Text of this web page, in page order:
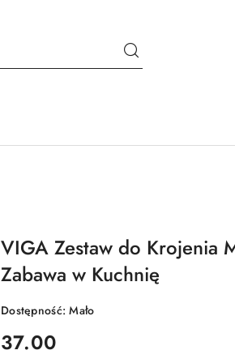
VIGA Zestaw do Krojenia
Zabawa w Kuchnię
Dostępność:Mało
cena:
37.00